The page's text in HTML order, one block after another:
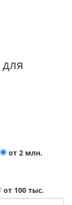
от 2 млн.
от 100 тыс.